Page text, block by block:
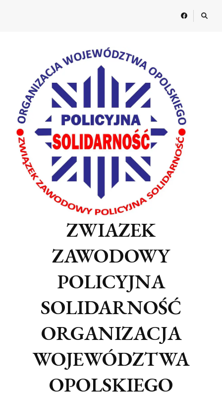
ZWIAZEK
ZAWODOWY
POLICYJNA
SOLIDARNOŚĆ
ORGANIZACJA
WOJEWÓDZTWA
OPOLSKIEGO